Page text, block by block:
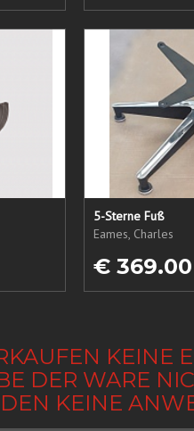
5-Sterne Fuß
Eames, Charles
€ 369.00
KEINE
DER WARE
KEINE